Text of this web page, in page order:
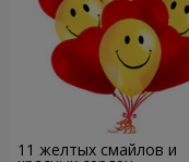
11 желтых смайлов и